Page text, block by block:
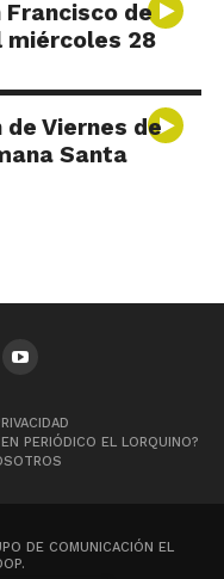
Francisco de
miércoles 28
de Viernes de
Santa
PERIÓDICO EL LORQUINO?
DE COMUNICACIÓN EL